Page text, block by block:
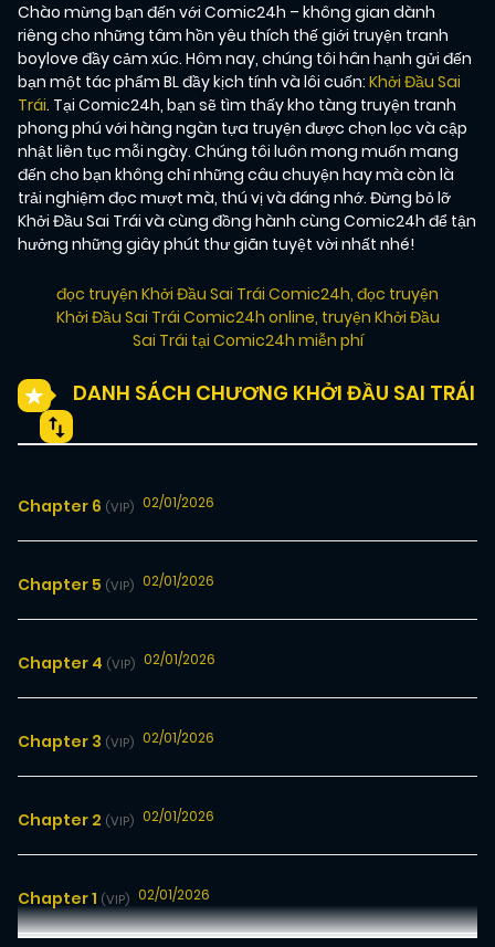
Chào mừng bạn đến với Comic24h – không gian dành
riêng cho những tâm hồn yêu thích thế giới truyện tranh
boylove đầy cảm xúc. Hôm nay, chúng tôi hân hạnh gửi đến
bạn một tác phẩm BL đầy kịch tính và lôi cuốn: Khởi Đầu Sai
Trái. Tại Comic24h, bạn sẽ tìm thấy kho tàng truyện tranh
phong phú với hàng ngàn tựa truyện được chọn lọc và cập
nhật liên tục mỗi ngày. Chúng tôi luôn mong muốn mang
đến cho bạn không chỉ những câu chuyện hay mà còn là
trải nghiệm đọc mượt mà, thú vị và đáng nhớ. Đừng bỏ lỡ
Khởi Đầu Sai Trái và cùng đồng hành cùng Comic24h để tận
hưởng những giây phút thư giãn tuyệt vời nhất nhé!
đọc truyện Khởi Đầu Sai Trái Comic24h, đọc truyện
Khởi Đầu Sai Trái Comic24h online, truyện Khởi Đầu
Sai Trái tại Comic24h miễn phí
DANH SÁCH CHƯƠNG KHỞI ĐẦU SAI TRÁI
Chapter 6 (VIP) 02/01/2026
Chapter 5 (VIP) 02/01/2026
Chapter 4 (VIP) 02/01/2026
Chapter 3 (VIP) 02/01/2026
Chapter 2 (VIP) 02/01/2026
Chapter 1 (VIP) 02/01/2026